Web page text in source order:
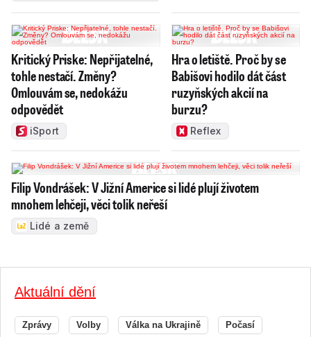
Kritický Priske: Nepřijatelné,
tohle nestačí. Změny?
Omlouvám se, nedokážu
odpovědět
iSport
Hra o letiště. Proč by se
Babišovi hodilo dát část
ruzyňských akcií na
burzu?
Reflex
Filip Vondrášek: V Jižní Americe si lidé plují životem
mnohem lehčeji, věci tolik neřeší
Lidé a země
Aktuální dění
Zprávy Volby Válka na Ukrajině Počasí